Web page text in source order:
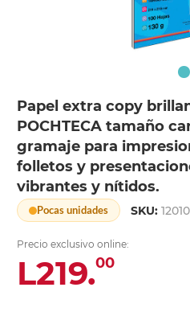
Papel extra copy
POCHTECA tamaño
gramaje para
folletos y
vibrantes y nítidos.
Pocas unidades SKU:
Precio exclusivo online:
L219.00